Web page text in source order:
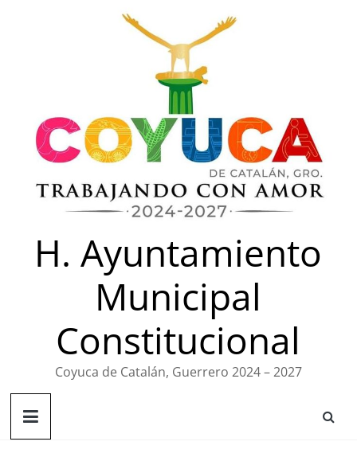
H. Ayuntamiento
Municipal
Constitucional
Coyuca de Catalán, Guerrero 2024 – 2027